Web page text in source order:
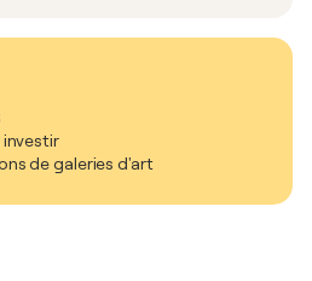
investir
de galeries d'art